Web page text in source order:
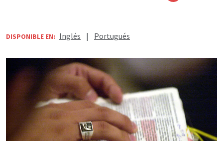
DISPONIBLE EN: Inglés | Portugués